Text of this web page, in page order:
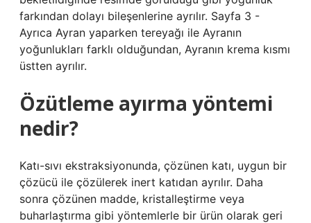
farkından dolayı bileşenlerine ayrılır. Sayfa 3 -
Ayrıca Ayran yaparken tereyağı ile Ayranın
yoğunlukları farklı olduğundan, Ayranın krema kısmı
üstten ayrılır.
Özütleme ayırma yöntemi
nedir?
Katı-sıvı ekstraksiyonunda, çözünen katı, uygun bir
çözücü ile çözülerek inert katıdan ayrılır. Daha
sonra çözünen madde, kristalleştirme veya
buharlaştırma gibi yöntemlerle bir ürün olarak geri